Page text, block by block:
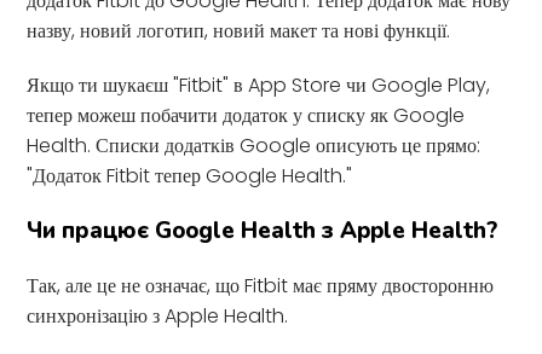
назву, новий логотип, новий макет та нові функції.
Якщо ти шукаєш "Fitbit" в App Store чи Google Play,
тепер можеш побачити додаток у списку як Google
Health. Списки додатків Google описують це прямо:
"Додаток Fitbit тепер Google Health."
Чи працює Google Health з Apple Health?
Так, але це не означає, що Fitbit має пряму двосторонню
синхронізацію з Apple Health.